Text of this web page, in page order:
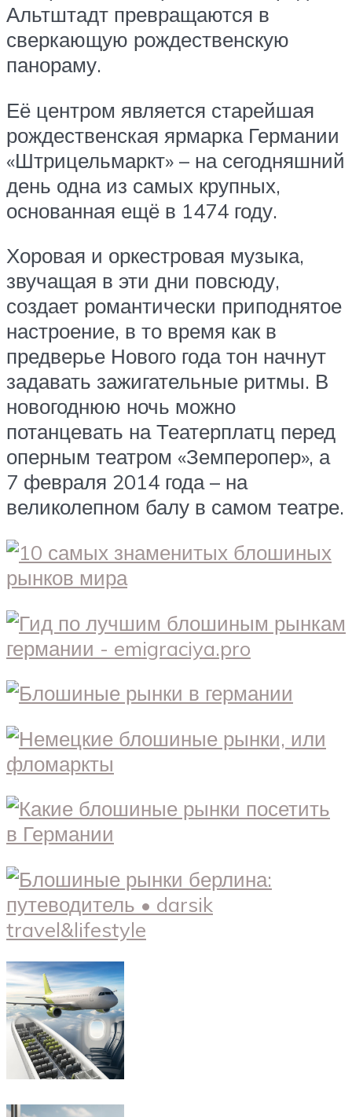
Альтштадт превращаются в
сверкающую рождественскую
панораму.
Её центром является старейшая
рождественская ярмарка Германии
«Штрицельмаркт» – на сегодняшний
день одна из самых крупных,
основанная ещё в 1474 году.
Хоровая и оркестровая музыка,
звучащая в эти дни повсюду,
создает романтически приподнятое
настроение, в то время как в
предверье Нового года тон начнут
задавать зажигательные ритмы. В
новогоднюю ночь можно
потанцевать на Театерплатц перед
оперным театром «Земперопер», а
7 февраля 2014 года – на
великолепном балу в самом театре.